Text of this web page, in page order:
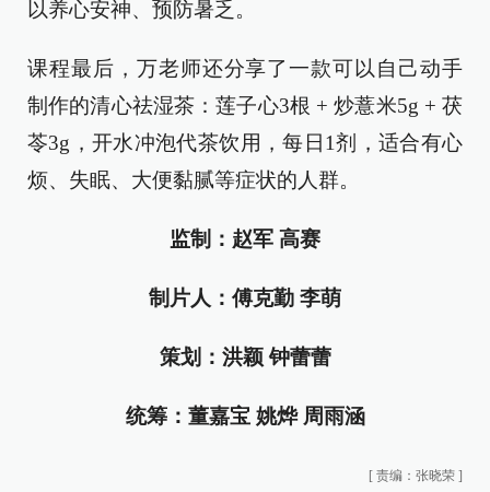
以养心安神、预防暑乏。
课程最后，万老师还分享了一款可以自己动手
制作的清心祛湿茶：莲子心3根 + 炒薏米5g + 茯
苓3g，开水冲泡代茶饮用，每日1剂，适合有心
烦、失眠、大便黏腻等症状的人群。
监制：赵军 高赛
制片人：傅克勤 李萌
策划：洪颖 钟蕾蕾
统筹：董嘉宝 姚烨 周雨涵
[ 责编：张晓荣 ]